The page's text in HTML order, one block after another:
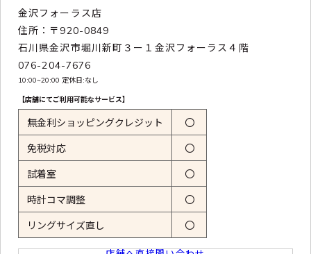
金沢フォーラス店
住所：〒920-0849
石川県金沢市堀川新町３ー１金沢フォーラス４階
076-204-7676
10:00~20:00 定休日:なし
【店舗にてご利用可能なサービス】
無金利ショッピングクレジット 〇
免税対応 〇
試着室 〇
時計コマ調整 〇
リングサイズ直し 〇